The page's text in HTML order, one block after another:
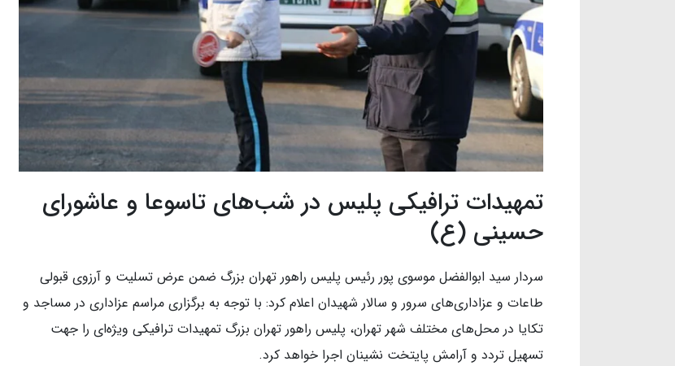
تمهیدات ترافیکی پلیس در شب‌های تاسوعا و عاشورای
حسینی (ع)
سردار سید ابوالفضل موسوی پور رئیس پلیس راهور تهران بزرگ ضمن عرض تسلیت و آرزوی قبولی
طاعات و عزاداری‌های سرور و سالار شهیدان اعلام کرد: با توجه به برگزاری مراسم عزاداری در مساجد و
تکایا در محل‌های مختلف شهر تهران، پلیس راهور تهران بزرگ تمهیدات ترافیکی ویژه‌ای را جهت
تسهیل تردد و آرامش پایتخت نشینان اجرا خواهد کرد.